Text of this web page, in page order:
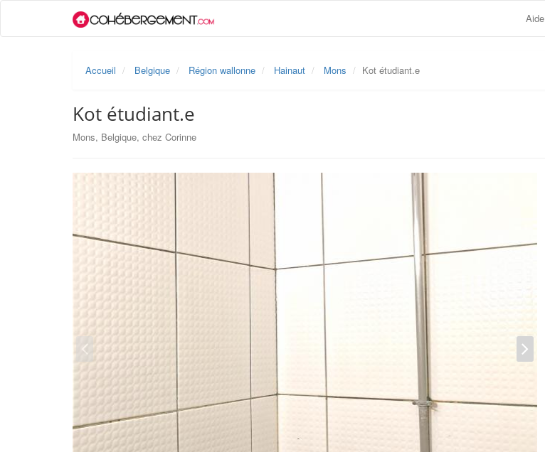
Aide
Accueil Belgique Région wallonne Hainaut Mons Kot étudiant.e
Kot étudiant.e
Mons, Belgique, chez Corinne